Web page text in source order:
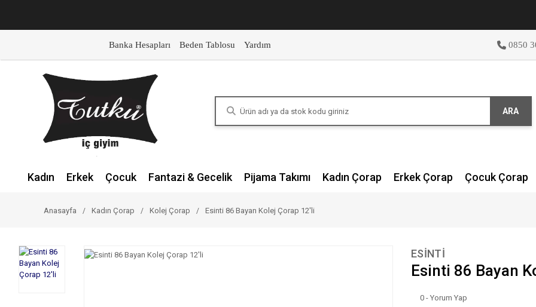
Banka Hesapları Beden Tablosu Yardım 0850
ARA
Kadın Erkek Çocuk Fantazi & Gecelik Pijama Takımı Kadın Çorap Erkek Çorap Çocuk Çorap
Anasayfa Kadın Çorap Kolej Çorap Esinti 86 Bayan Kolej Çorap 12'li
ESİNTİ
Esinti 86 Bayan
0 - Yorum Yap